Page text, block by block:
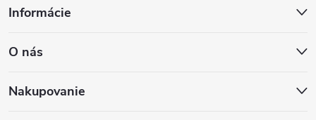
p
ä
Informácie
O nás
Nakupovanie